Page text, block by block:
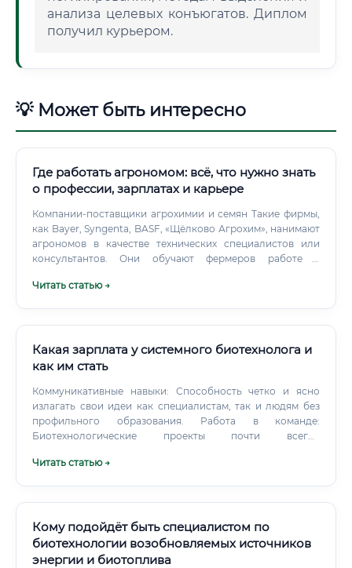
анализа целевых конъюгатов. Диплом
получил курьером.
💡 Может быть интересно
Где работать агрономом: всё, что нужно знать
о профессии, зарплатах и карьере
Компании-поставщики агрохимии и семян Такие фирмы,
как Bayer, Syngenta, BASF, «Щёлково Агрохим», нанимают
агрономов в качестве технических специалистов или
консультантов. Они обучают фермеров работе с
собирают обратную связь. Государственные структуры
и разработки программ поддержки аграриев.
Читать статью →
Какая зарплата у системного биотехнолога и
как им стать
Коммуникативные навыки: Способность четко и ясно
излагать свои идеи как специалистам, так и людям без
профильного образования. Работа в команде:
Биотехнологические проекты почти всегда
биологов, программистов и инженеров. Уровень
Читать статью →
Кому подойдёт быть специалистом по
биотехнологии возобновляемых источников
энергии и биотоплива